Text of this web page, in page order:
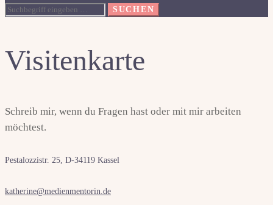
nach:
SUCHEN
Visitenkarte
Schreib mir, wenn du Fragen hast oder mit mir arbeiten
möchtest.
Pestalozzistr. 25, D-34119 Kassel
katherine@medienmentorin.de